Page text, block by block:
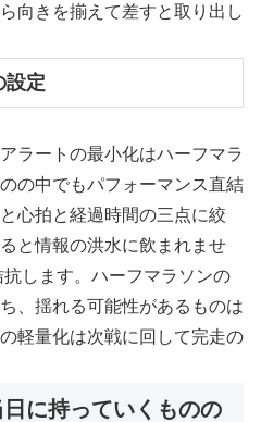
向きを揃えて差すと取り出し
設定
ラートの最小化はハーフマラ
の中でもパフォーマンス直結
心拍と経過時間の三点に絞
と情報の洪水に飲まれませ
します。ハーフマラソンの
、揺れる可能性があるものは
軽量化は次戦に回して完走の
に持っていくものの